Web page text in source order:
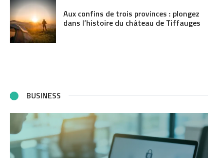
Aux confins de trois provinces : plongez
dans l’histoire du château de Tiffauges
BUSINESS